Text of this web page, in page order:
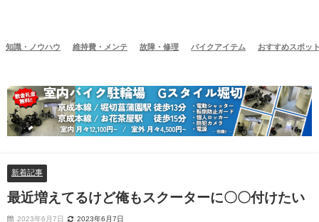
知識・ノウハウ 維持費・メンテ 故障・修理 バイクアイテム おすすめスポッ
新着記事
最近増えてるけど俺もスクーターに〇〇付けたい
2023年6月7日 2023年6月7日